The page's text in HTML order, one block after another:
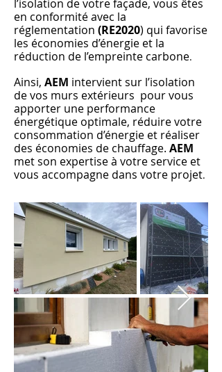
l’isolation de votre façade, vous êtes
en conformité avec la
réglementation (RE2020) qui favorise
les économies d’énergie et la
réduction de l’empreinte carbone.
Ainsi, AEM intervient sur l’isolation
de vos murs extérieurs pour vous
apporter une performance
énergétique optimale, réduire votre
consommation d’énergie et réaliser
des économies de chauffage. AEM
met son expertise à votre service et
vous accompagne dans votre projet.